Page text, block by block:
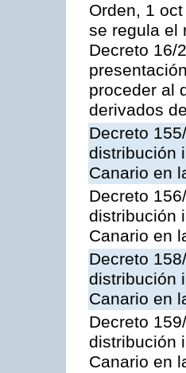
Orden, 1
se regula el
Decreto 16/
proceder al
derivados
Decreto
distribución
Canario en
Decreto
distribución
Canario en
Decreto
distribución
Canario en
Decreto
distribución
Canario en